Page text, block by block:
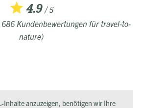
4.9/ 5
Kundenbewertungen für travel-to-
nature)
Inhalte anzuzeigen, benötigen wir Ihre